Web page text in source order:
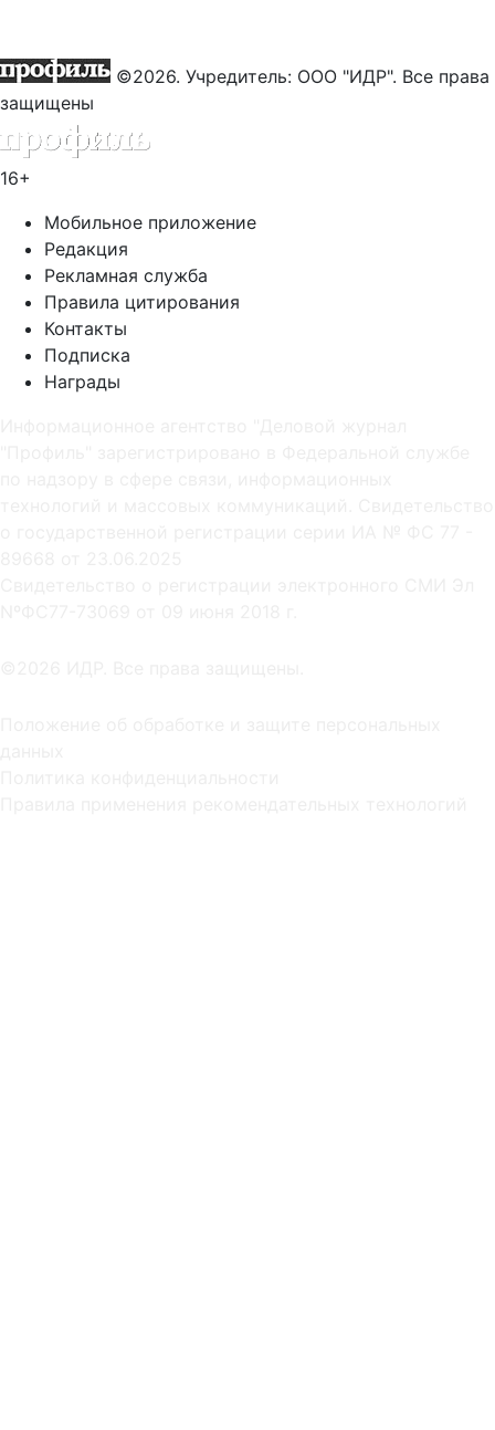
©2026. Учредитель: ООО "ИДР". Все права
защищены
16+
Мобильное приложение
Редакция
Рекламная служба
Правила цитирования
Контакты
Подписка
Награды